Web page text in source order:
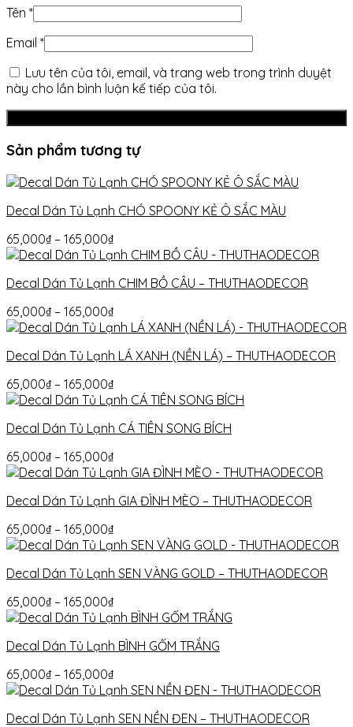
Tên *
Email *
Lưu tên của tôi, email, và trang web trong trình duyệt
này cho lần bình luận kế tiếp của tôi.
Sản phẩm tương tự
Decal Dán Tủ Lạnh CHÓ SPOONY KẺ Ô SẮC MÀU
65,000₫ – 165,000₫
Decal Dán Tủ Lạnh CHIM BỒ CÂU – THUTHAODECOR
65,000₫ – 165,000₫
Decal Dán Tủ Lạnh LÁ XANH (NỀN LÁ) – THUTHAODECOR
65,000₫ – 165,000₫
Decal Dán Tủ Lạnh CÁ TIÊN SONG BÍCH
65,000₫ – 165,000₫
Decal Dán Tủ Lạnh GIA ĐÌNH MÈO – THUTHAODECOR
65,000₫ – 165,000₫
Decal Dán Tủ Lạnh SEN VÀNG GOLD – THUTHAODECOR
65,000₫ – 165,000₫
Decal Dán Tủ Lạnh BÌNH GỐM TRẮNG
65,000₫ – 165,000₫
Decal Dán Tủ Lạnh SEN NỀN ĐEN – THUTHAODECOR